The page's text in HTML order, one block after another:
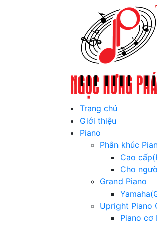
Trang chủ
Giới thiệu
Piano
Phân khúc
Cao
Cho
Grand Piano
Upright Piano
Piano cơ